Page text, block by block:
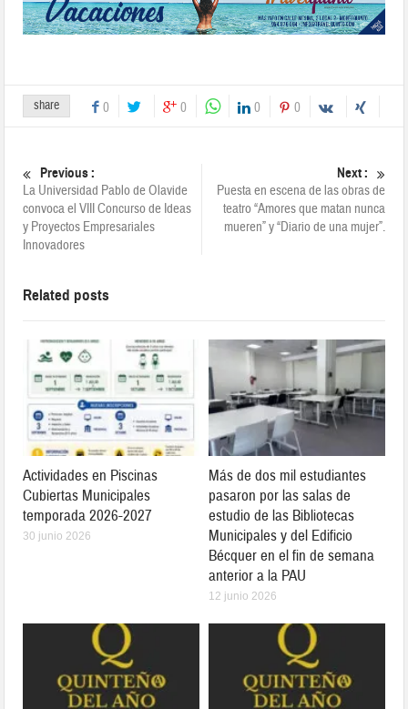
share 0 0 0 0
Previous :
La Universidad Pablo de Olavide
convoca el VIII Concurso de Ideas
y Proyectos Empresariales
Innovadores
Next :
Puesta en escena de las obras de
teatro “Amores que matan nunca
mueren” y “Diario de una mujer”.
Related posts
Actividades en Piscinas
Cubiertas Municipales
temporada 2026-2027
30 junio 2026
Más de dos mil estudiantes
pasaron por las salas de
estudio de las Bibliotecas
Municipales y del Edificio
Bécquer en el fin de semana
anterior a la PAU
12 junio 2026